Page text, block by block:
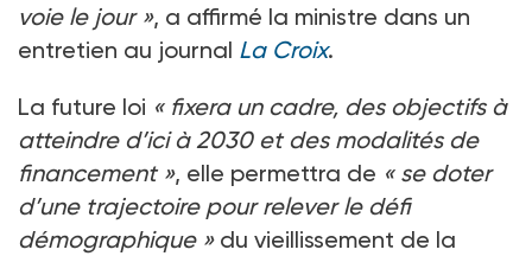
voie le jour », a affirmé la ministre dans un
entretien au journal La Croix.
La future loi « fixera un cadre, des objectifs à
atteindre d’ici à 2030 et des modalités de
financement », elle permettra de « se doter
d’une trajectoire pour relever le défi
démographique »du vieillissement de la